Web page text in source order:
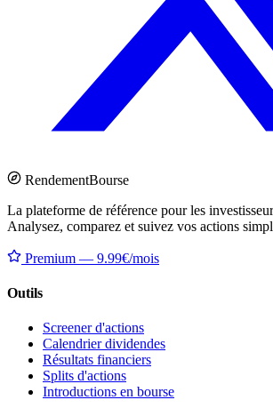
RendementBourse
La plateforme de référence pour les
Analysez, comparez et suivez vos actions
Premium — 9.99€/mois
Outils
Screener d'actions
Calendrier dividendes
Résultats financiers
Splits d'actions
Introductions en bourse